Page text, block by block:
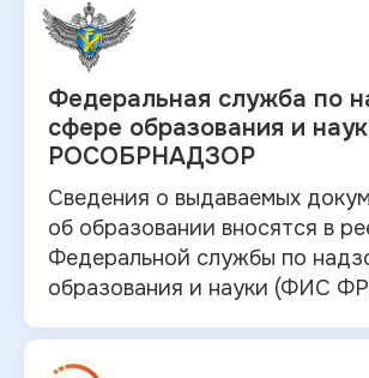
Федеральная служба по
сфере образования и
РОСОБРНАДЗОР
Сведения о выдаваемых
об образовании вносятся в
Федеральной службы по
образования и науки (ФИС